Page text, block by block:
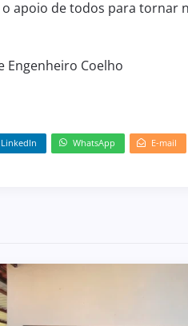
apoio de todos para tornar
Engenheiro Coelho
LinkedIn WhatsApp E-mail